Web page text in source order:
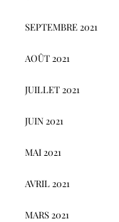
SEPTEMBRE 2021
AOÛT 2021
JUILLET 2021
JUIN 2021
MAI 2021
AVRIL 2021
MARS 2021